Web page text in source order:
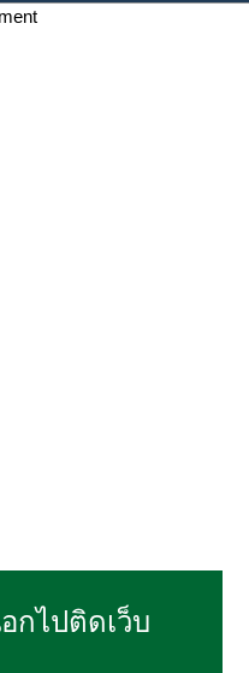
กไปติดเว็บ